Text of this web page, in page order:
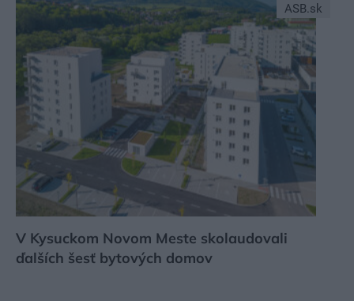
ASB.sk
V Kysuckom Novom Meste skolaudovali
ďalších šesť bytových domov